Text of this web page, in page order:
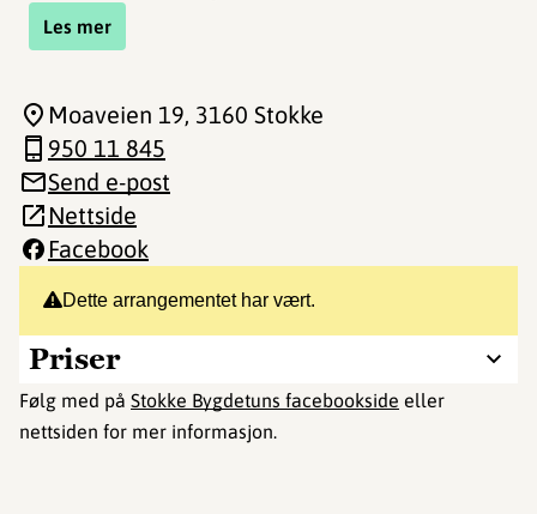
Les mer
Dette arrangementet har vært.
Priser
Følg med på Stokke Bygdetuns facebookside eller
nettsiden for mer informasjon.
Moaveien 19, 3160 Stokke
950 11 845
Send e-post
Nettside
Facebook